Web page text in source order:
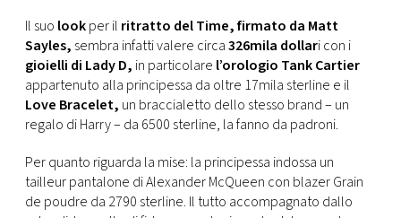
Il suo lookper il ritratto del Time, firmato da Matt
Sayles, sembra infatti valere circa326mila dollari con i
gioielli di Lady D, in particolare l’orologio Tank Cartier
appartenuto alla principessa da oltre 17mila sterline e il
Love Bracelet, un braccialetto dello stesso brand – un
regalo di Harry – da 6500 sterline, la fanno da padroni.
Per quanto riguarda la mise: la principessa indossa un
tailleur pantalone di Alexander McQueen con blazer Grain
de poudre da 2790 sterline. Il tutto accompagnato dallo